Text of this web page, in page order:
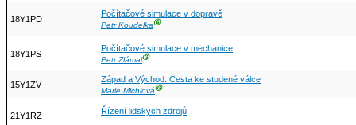
18Y1PD
Počítačové simulace v dopravě
Petr KoudelkaⒼ
18Y1PS
Počítačové simulace v mechanice
Petr ZlámalⒼ
15Y1ZV
Západ a Východ: Cesta ke studené válce
Marie MichlováⒼ
21Y1RZ Řízení lidských zdrojů